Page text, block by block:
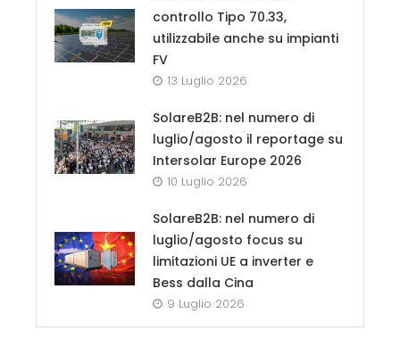
controllo Tipo 70.33,
utilizzabile anche su impianti
FV
13 Luglio 2026
SolareB2B: nel numero di
luglio/agosto il reportage su
Intersolar Europe 2026
10 Luglio 2026
SolareB2B: nel numero di
luglio/agosto focus su
limitazioni UE a inverter e
Bess dalla Cina
9 Luglio 2026